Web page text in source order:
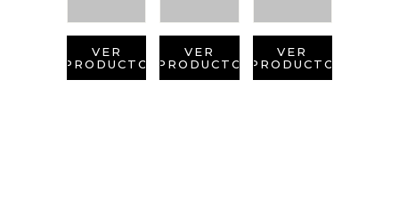
VER
PRODUCTO
VER
PRODUCTO
VER
PRODUCTO